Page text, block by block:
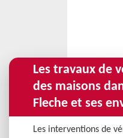
Les travaux de
des maisons
Fleche et ses
Les interventions de